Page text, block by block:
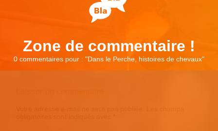
Zone de commentaire !
0 commentaires pour : "Dans le Perche, histoires de chevaux"